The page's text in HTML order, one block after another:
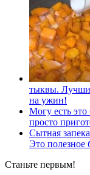
тыквы.
на ужин!
Могу есть
просто
Сытная
Это полезное
Станьте первым!